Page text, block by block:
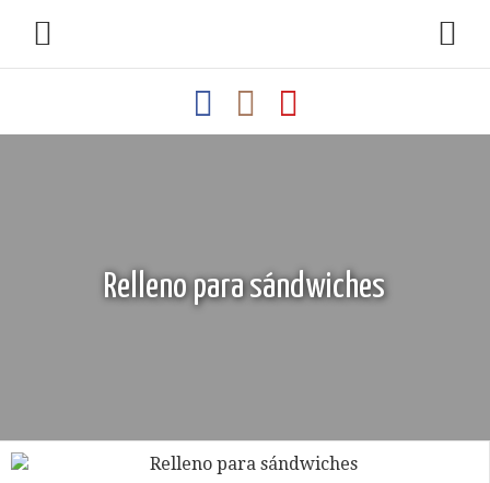
Relleno para sándwiches